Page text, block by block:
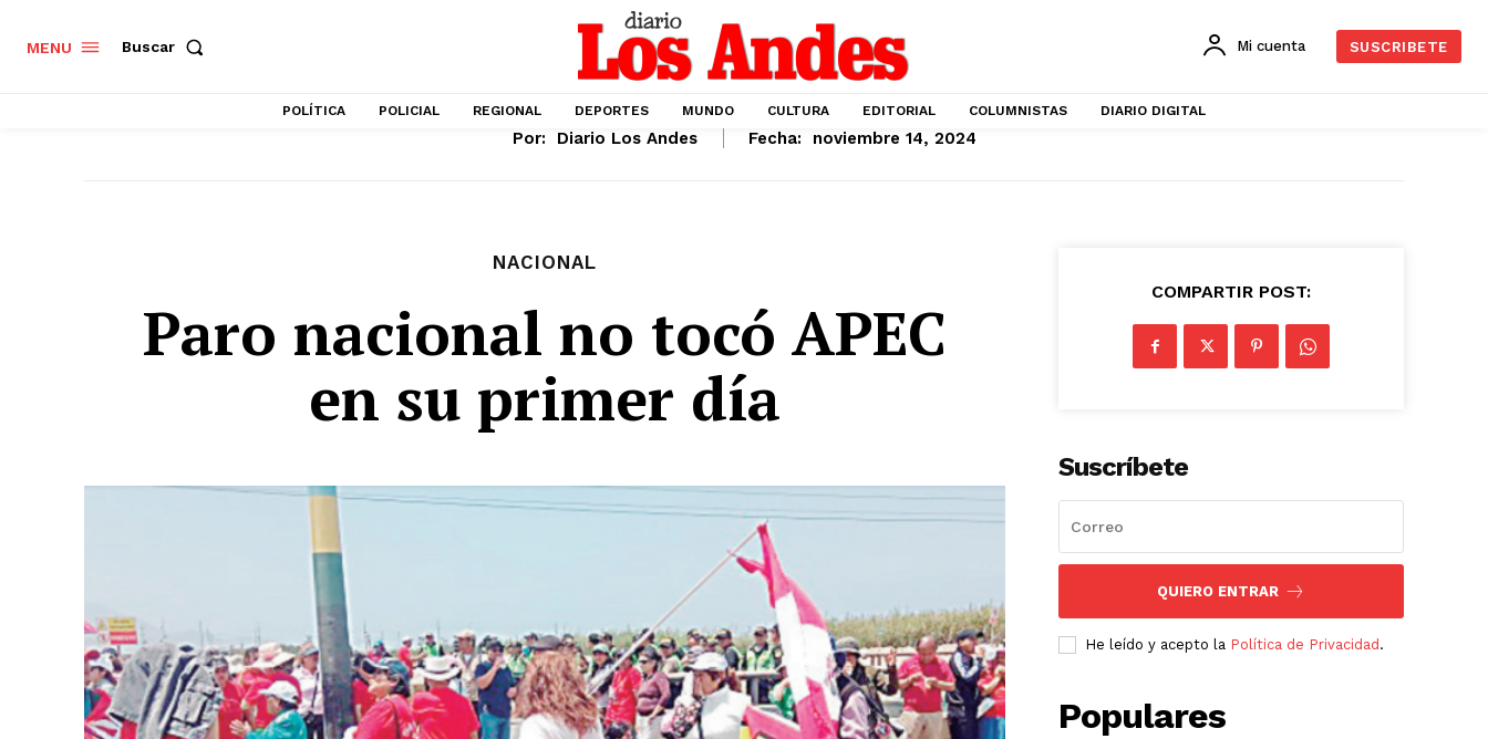
MENU Buscar Mi cuenta SUSCRIBETE
POLÍTICA POLICIAL REGIONAL DEPORTES MUNDO CULTURA EDITORIAL COLUMNISTAS DIARIO DIGITAL
Por: Diario Los Andes Fecha: noviembre 14, 2024
NACIONAL
Paro nacional no tocó APEC
en su primer día
COMPARTIR POST:
Suscríbete
QUIERO ENTRAR
He leído y acepto la Política de Privacidad .
Populares